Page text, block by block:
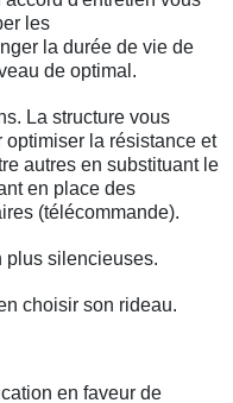
les
la durée de vie de
de optimal.
La structure vous
la résistance et
autres en substituant le
en place des
(télécommande).
plus silencieuses.
choisir son rideau.
en faveur de